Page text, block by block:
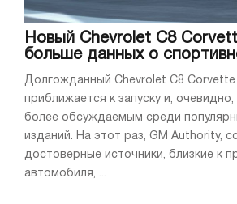
Новый Chevrolet C8
больше данных о
Долгожданный Chevrolet C8 Corvette
приближается к запуску и,
более обсуждаемым среди
изданий. На этот раз, GM Authority,
достоверные источники, близкие к
автомобиля, ...